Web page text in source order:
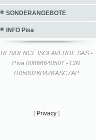
SONDERANGEBOTE
INFO Pisa
RESIDENCE ISOLAVERDE SAS -
P.iva 00866640501 - CIN:
IT050026B4ZKASC7AP
[ Privacy ]